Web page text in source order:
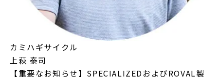
カミハギサイクル
上萩 泰司
【重要なお知らせ】SPECIALIZEDおよびROVAL製